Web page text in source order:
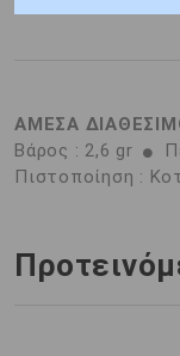
ΑΜΕΣΑ
Βάρος : 2,6 gr
Πιστοποίηση :